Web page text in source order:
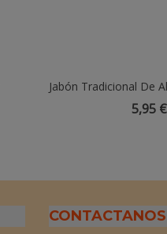
Añadir Al
Jabón Tradicional De
Aceite De Laurel Y5,95 €
CONTACTANOS